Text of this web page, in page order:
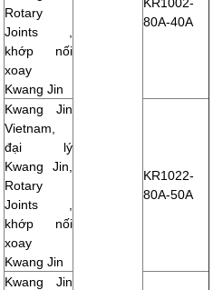
Rotary
Joints ,
khớp nối
xoay
Kwang Jin
80A-40A
Kwang Jin
Vietnam,
đại lý
Kwang Jin,
Rotary
Joints ,
khớp nối
xoay
Kwang Jin
KR1022-
80A-50A
Kwang Jin